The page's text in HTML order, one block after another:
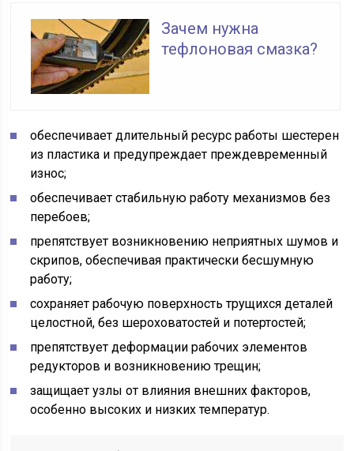
Зачем нужна
тефлоновая смазка?
обеспечивает длительный ресурс работы шестерен
из пластика и предупреждает преждевременный
износ;
обеспечивает стабильную работу механизмов без
перебоев;
препятствует возникновению неприятных шумов и
скрипов, обеспечивая практически бесшумную
работу;
сохраняет рабочую поверхность трущихся деталей
целостной, без шероховатостей и потертостей;
препятствует деформации рабочих элементов
редукторов и возникновению трещин;
защищает узлы от влияния внешних факторов,
особенно высоких и низких температур.